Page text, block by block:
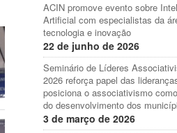
ACIN promove evento sobre
Artificial com especialistas da
tecnologia e inovação
22 de junho de 2026
Seminário de Líderes
2026 reforça papel das
posiciona o associativismo
do desenvolvimento dos
3 de março de 2026